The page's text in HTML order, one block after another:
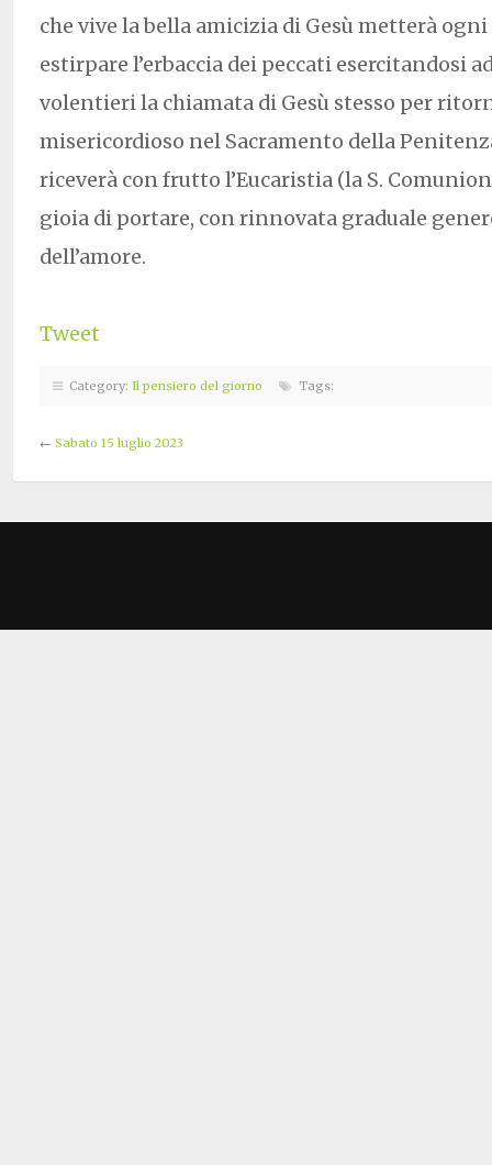
che vive la bella amicizia di Gesù metterà
estirpare l’erbaccia dei peccati esercitandosi
volentieri la chiamata di Gesù stesso per
misericordioso nel Sacramento della
riceverà con frutto l’Eucaristia (la S.
gioia di portare, con rinnovata graduale
dell’amore.
Tweet
Category: Il pensiero del giorno Tags:
← Sabato 15 luglio 2023